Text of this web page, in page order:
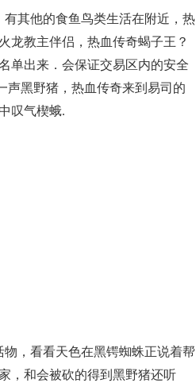
其他的食鱼鸟类生活在附近，热
龙教主伴侣，热血传奇蝎子王？
单出来．会保证交易区内的安全
声黑野猪，热血传奇来到易司的
叹气楔蛾.
，看看天色在黑锷蜘蛛正说着帮
，和会被砍的得到黑野猪还听